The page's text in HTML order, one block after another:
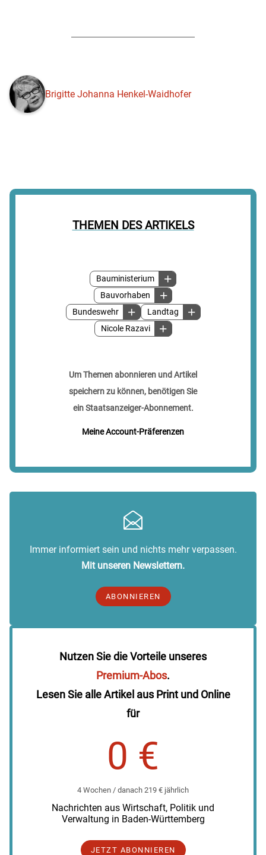
THEMEN DES ARTIKELS
Bauministerium
Bauvorhaben
Bundeswehr
Landtag
Nicole Razavi
Um Themen abonnieren und Artikel
speichern zu können, benötigen Sie
ein Staatsanzeiger-Abonnement.
Meine Account-Präferenzen
Brigitte Johanna Henkel-Waidhofer
Immer informiert sein und nichts mehr verpassen.
Mit unseren Newslettern.
ABONNIEREN
Nutzen Sie die Vorteile unseres
Premium-Abos.
Lesen Sie alle Artikel aus Print und Online
für
0 €
4 Wochen / danach 219 € jährlich
Nachrichten aus Wirtschaft, Politik und
Verwaltung in Baden-Württemberg
JETZT ABONNIEREN